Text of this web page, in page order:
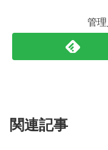
管
関連記事